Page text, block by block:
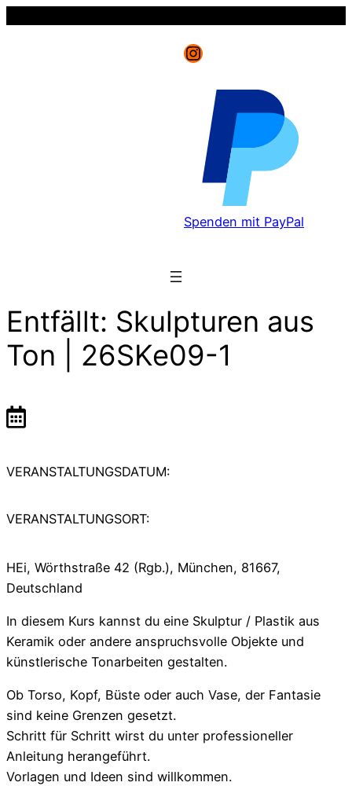
Instagram
Spenden mit PayPal
Entfällt: Skulpturen aus
Ton | 26SKe09-1
VERANSTALTUNGSDATUM:
VERANSTALTUNGSORT:
HEi, Wörthstraße 42 (Rgb.), München, 81667,
Deutschland
In diesem Kurs kannst du eine Skulptur / Plastik aus
Keramik oder andere anspruchsvolle Objekte und
künstlerische Tonarbeiten gestalten.
Ob Torso, Kopf, Büste oder auch Vase, der Fantasie
sind keine Grenzen gesetzt.
Schritt für Schritt wirst du unter professioneller
Anleitung herangeführt.
Vorlagen und Ideen sind willkommen.